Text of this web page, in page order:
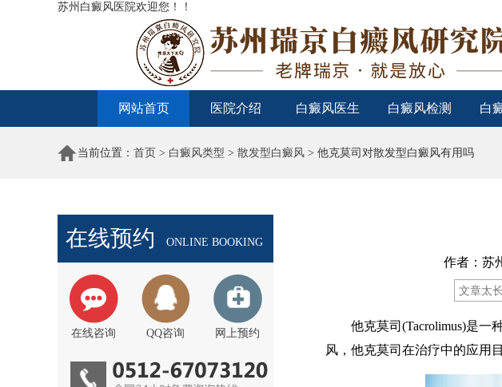
苏州白癜风医院欢迎您！！
网站首页 医院介绍 白癜风医生 白癜风检测 白
当前位置： 首页 > 白癜风类型 > 散发型白癜风 > 他克莫司对散发型白癜风有用吗
在线预约 ONLINE BOOKING
在线咨询 QQ咨询 网上预约
作者：苏
他克莫司(Tacrolimus)是一种
风，他克莫司在治疗中的应用